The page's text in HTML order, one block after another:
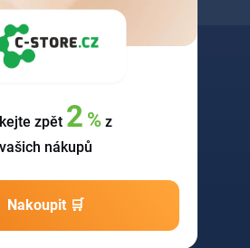
zpět 2 % z
vašich nákupů
Nakoupit 🛒